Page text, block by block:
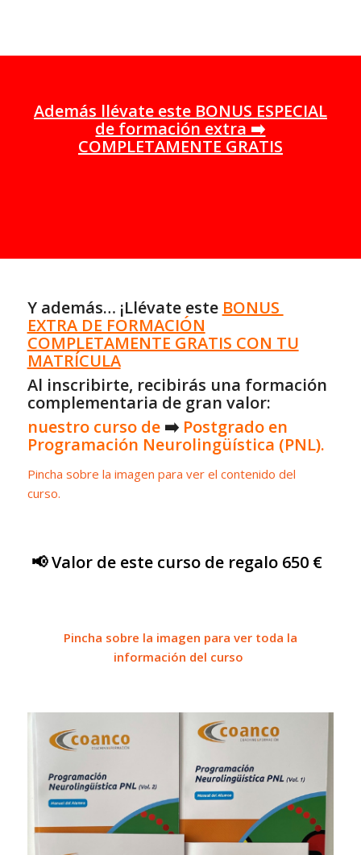
Además llévate este BONUS ESPECIAL
de formación extra ➡️
COMPLETAMENTE GRATIS
Y además… ¡Llévate este BONUS
EXTRA DE FORMACIÓN
COMPLETAMENTE GRATIS CON TU
MATRÍCULA
Al inscribirte, recibirás una formación
complementaria de gran valor:
nuestro curso de ➡️ Postgrado en
Programación Neurolingüística (PNL).
Pincha sobre la imagen para ver el contenido del
curso.
📢 Valor de este curso de regalo 650 €
Pincha sobre la imagen para ver toda la
información del curso